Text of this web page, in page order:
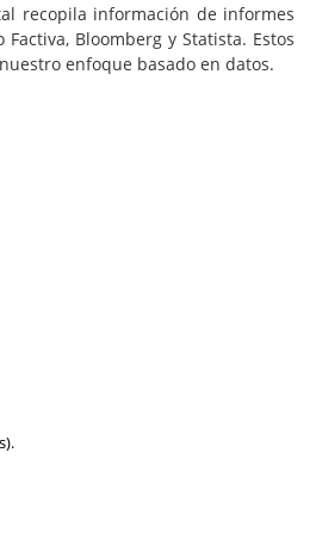
recopila información de informes
Bloomberg y Statista. Estos
enfoque basado en datos.